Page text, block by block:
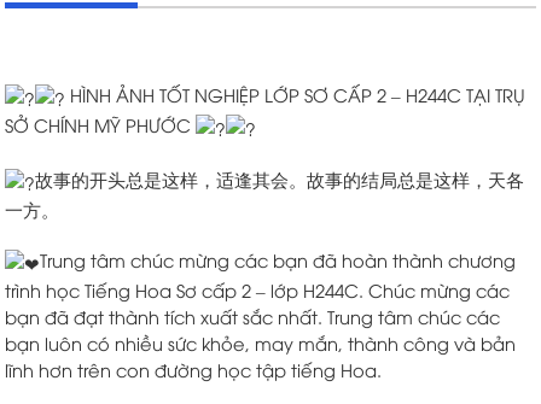
HÌNH ẢNH TỐT NGHIỆP LỚP SƠ CẤP 2 – H244C TẠI TRỤ
SỞ CHÍNH MỸ PHƯỚC
故事的开头总是这样，适逢其会。故事的结局总是这样，天各
一方。
Trung tâm chúc mừng các bạn đã hoàn thành chương
trình học Tiếng Hoa Sơ cấp 2 – lớp H244C. Chúc mừng các
bạn đã đạt thành tích xuất sắc nhất. Trung tâm chúc các
bạn luôn có nhiều sức khỏe, may mắn, thành công và bản
lĩnh hơn trên con đường học tập tiếng Hoa.